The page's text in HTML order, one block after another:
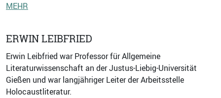
MEHR
ERWIN LEIBFRIED
Erwin Leibfried war Professor für Allgemeine
Literaturwissenschaft an der Justus-Liebig-Universität
Gießen und war langjähriger Leiter der Arbeitsstelle
Holocaustliteratur.